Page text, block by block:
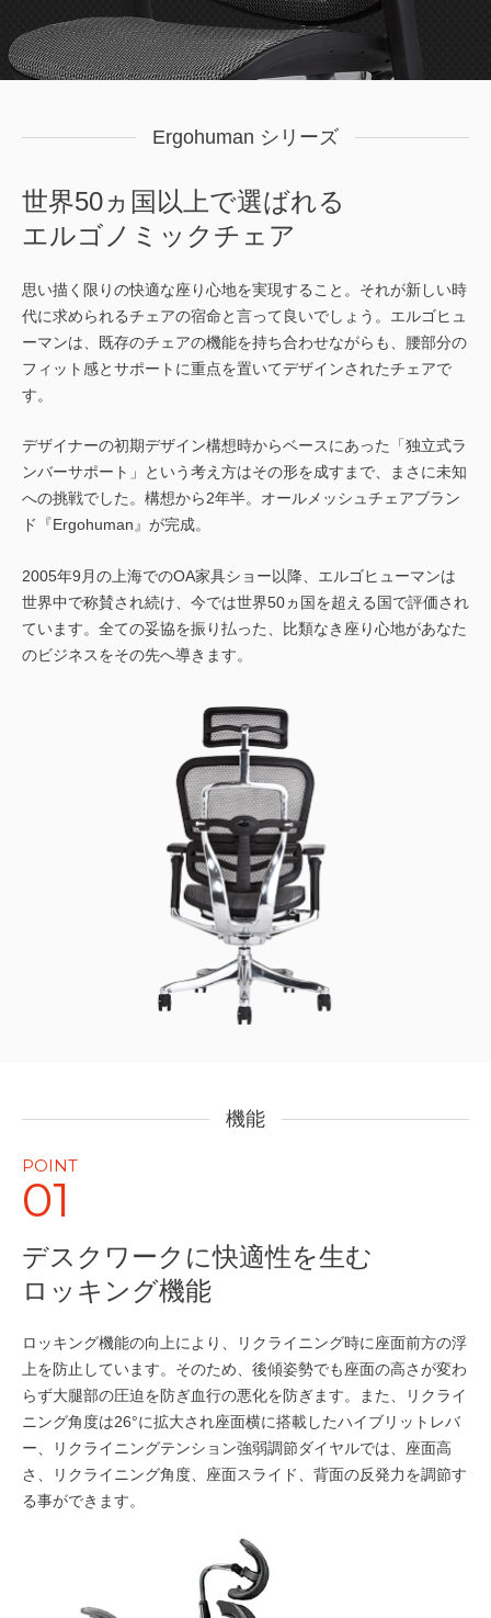
Ergohuman シリーズ
世界50ヵ国以上で選ばれる
エルゴノミックチェア
思い描く限りの快適な座り心地を実現すること。それが新しい時
代に求められるチェアの宿命と言って良いでしょう。エルゴヒュ
ーマンは、既存のチェアの機能を持ち合わせながらも、腰部分の
フィット感とサポートに重点を置いてデザインされたチェアで
す。
デザイナーの初期デザイン構想時からベースにあった「独立式ラ
ンバーサポート」という考え方はその形を成すまで、まさに未知
への挑戦でした。構想から2年半。オールメッシュチェアブラン
ド『Ergohuman』が完成。
2005年9月の上海でのOA家具ショー以降、エルゴヒューマンは
世界中で称賛され続け、今では世界50ヵ国を超える国で評価され
ています。全ての妥協を振り払った、比類なき座り心地があなた
のビジネスをその先へ導きます。
機能
POINT
01
デスクワークに快適性を生む
ロッキング機能
ロッキング機能の向上により、リクライニング時に座面前方の浮
上を防止しています。そのため、後傾姿勢でも座面の高さが変わ
らず大腿部の圧迫を防ぎ血行の悪化を防ぎます。また、リクライ
ニング角度は26°に拡大され座面横に搭載したハイブリットレバ
ー、リクライニングテンション強弱調節ダイヤルでは、座面高
さ、リクライニング角度、座面スライド、背面の反発力を調節す
る事ができます。